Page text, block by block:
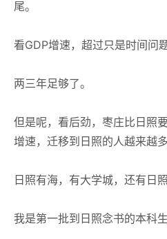
尾。
看GDP增速，超过只是时间问题
两三年足够了。
但是呢，看后劲，枣庄比日照
增速，迁移到日照的人越来越
日照有海，有大学城，还有日
我是第一批到日照念书的本科